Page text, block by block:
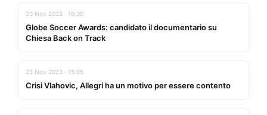
23 Nov 2023 · 16:30
Globe Soccer Awards: candidato il documentario su
Chiesa Back on Track
23 Nov 2023 · 15:05
Crisi Vlahovic, Allegri ha un motivo per essere contento